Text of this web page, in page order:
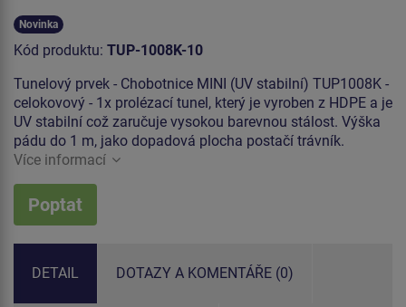
Novinka
Kód produktu: TUP-1008K-10
Tunelový prvek - Chobotnice MINI (UV stabilní) TUP1008K -
celokovový - 1x prolézací tunel, který je vyroben z HDPE a je
UV stabilní což zaručuje vysokou barevnou stálost. Výška
pádu do 1 m, jako dopadová plocha postačí trávník.
Více informací
Poptat
DETAIL DOTAZY A KOMENTÁŘE (0)